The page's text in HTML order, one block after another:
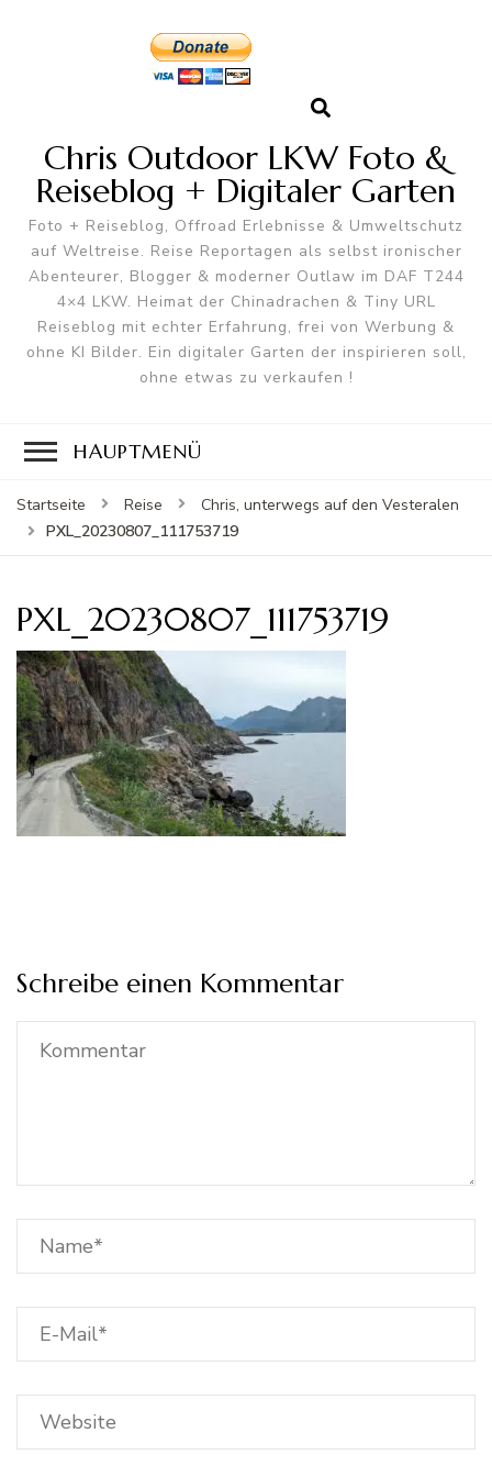
Chris Outdoor LKW Foto &
Reiseblog + Digitaler Garten
Foto + Reiseblog, Offroad Erlebnisse & Umweltschutz
auf Weltreise. Reise Reportagen als selbst ironischer
Abenteurer, Blogger & moderner Outlaw im DAF T244
4×4 LKW. Heimat der Chinadrachen & Tiny URL
Reiseblog mit echter Erfahrung, frei von Werbung &
ohne KI Bilder. Ein digitaler Garten der inspirieren soll,
ohne etwas zu verkaufen !
HAUPTMENÜ
Startseite Reise
Chris, unterwegs auf den Vesteralen
PXL_20230807_111753719
PXL_20230807_111753719
Schreibe einen Kommentar